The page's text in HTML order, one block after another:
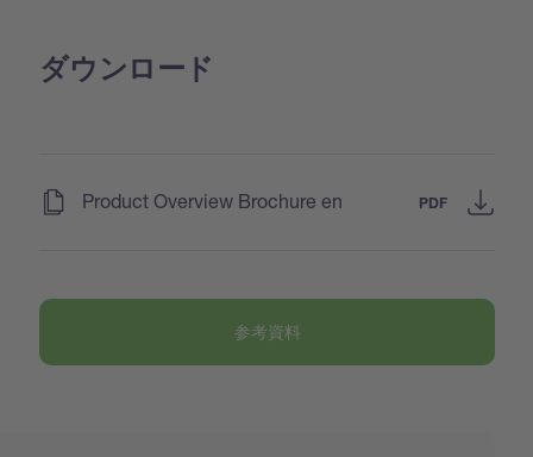
ダウンロード
Product Overview Brochure en PDF
参考資料